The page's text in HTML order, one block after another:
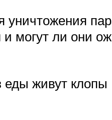
могут ли они
еды живут клопы